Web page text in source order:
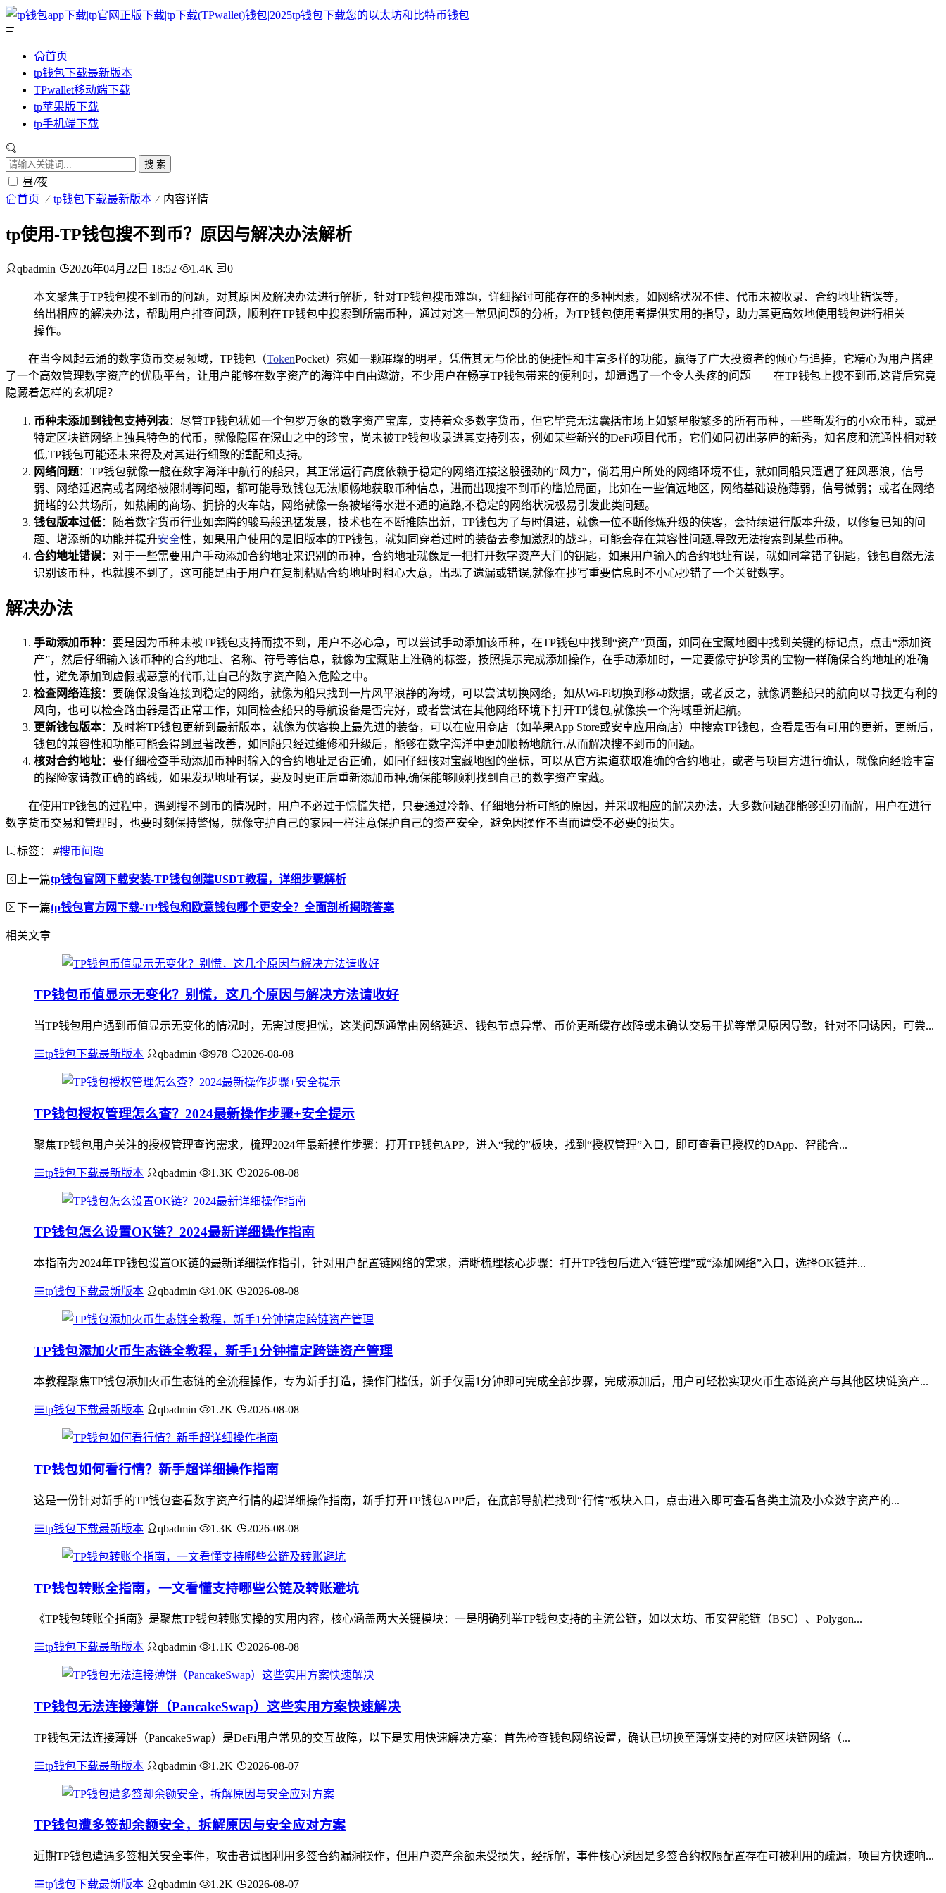
首页
tp钱包下载最新版本
TPwallet移动端下载
tp苹果版下载
tp手机端下载
搜 索
昼/夜
首页 tp钱包下载最新版本 内容详情
tp使用-TP钱包搜不到币？原因与解决办法解析
qbadmin 2026年04月22日 18:52 1.4K 0
本文聚焦于TP钱包搜不到币的问题，对其原因及解决办法进行解析，针对TP钱包搜币难题，详细探讨可能存在的多种因素，如网络状况不佳、代币未被收录、合约地址错误等，
给出相应的解决办法，帮助用户排查问题，顺利在TP钱包中搜索到所需币种，通过对这一常见问题的分析，为TP钱包使用者提供实用的指导，助力其更高效地使用钱包进行相关
操作。
在当今风起云涌的数字货币交易领域，TP钱包（TokenPocket）宛如一颗璀璨的明星，凭借其无与伦比的便捷性和丰富多样的功能，赢得了广大投资者的倾心与追捧，它精心为用户搭建
了一个高效管理数字资产的优质平台，让用户能够在数字资产的海洋中自由遨游，不少用户在畅享TP钱包带来的便利时，却遭遇了一个令人头疼的问题——在TP钱包上搜不到币,这背后究竟
隐藏着怎样的玄机呢？
币种未添加到钱包支持列表：尽管TP钱包犹如一个包罗万象的数字资产宝库，支持着众多数字货币，但它毕竟无法囊括市场上如繁星般繁多的所有币种，一些新发行的小众币种，或是
特定区块链网络上独具特色的代币，就像隐匿在深山之中的珍宝，尚未被TP钱包收录进其支持列表，例如某些新兴的DeFi项目代币，它们如同初出茅庐的新秀，知名度和流通性相对较
低,TP钱包可能还未来得及对其进行细致的适配和支持。
网络问题：TP钱包就像一艘在数字海洋中航行的船只，其正常运行高度依赖于稳定的网络连接这股强劲的“风力”，倘若用户所处的网络环境不佳，就如同船只遭遇了狂风恶浪，信号
弱、网络延迟高或者网络被限制等问题，都可能导致钱包无法顺畅地获取币种信息，进而出现搜不到币的尴尬局面，比如在一些偏远地区，网络基础设施薄弱，信号微弱；或者在网络
拥堵的公共场所，如热闹的商场、拥挤的火车站，网络就像一条被堵得水泄不通的道路,不稳定的网络状况极易引发此类问题。
钱包版本过低：随着数字货币行业如奔腾的骏马般迅猛发展，技术也在不断推陈出新，TP钱包为了与时俱进，就像一位不断修炼升级的侠客，会持续进行版本升级，以修复已知的问
题、增添新的功能并提升安全性，如果用户使用的是旧版本的TP钱包，就如同穿着过时的装备去参加激烈的战斗，可能会存在兼容性问题,导致无法搜索到某些币种。
合约地址错误：对于一些需要用户手动添加合约地址来识别的币种，合约地址就像是一把打开数字资产大门的钥匙，如果用户输入的合约地址有误，就如同拿错了钥匙，钱包自然无法
识别该币种，也就搜不到了，这可能是由于用户在复制粘贴合约地址时粗心大意，出现了遗漏或错误,就像在抄写重要信息时不小心抄错了一个关键数字。
解决办法
手动添加币种：要是因为币种未被TP钱包支持而搜不到，用户不必心急，可以尝试手动添加该币种，在TP钱包中找到“资产”页面，如同在宝藏地图中找到关键的标记点，点击“添加资
产”，然后仔细输入该币种的合约地址、名称、符号等信息，就像为宝藏贴上准确的标签，按照提示完成添加操作，在手动添加时，一定要像守护珍贵的宝物一样确保合约地址的准确
性，避免添加到虚假或恶意的代币,让自己的数字资产陷入危险之中。
检查网络连接：要确保设备连接到稳定的网络，就像为船只找到一片风平浪静的海域，可以尝试切换网络，如从Wi-Fi切换到移动数据，或者反之，就像调整船只的航向以寻找更有利的
风向，也可以检查路由器是否正常工作，如同检查船只的导航设备是否完好，或者尝试在其他网络环境下打开TP钱包,就像换一个海域重新起航。
更新钱包版本：及时将TP钱包更新到最新版本，就像为侠客换上最先进的装备，可以在应用商店（如苹果App Store或安卓应用商店）中搜索TP钱包，查看是否有可用的更新，更新后，
钱包的兼容性和功能可能会得到显著改善，如同船只经过维修和升级后，能够在数字海洋中更加顺畅地航行,从而解决搜不到币的问题。
核对合约地址：要仔细检查手动添加币种时输入的合约地址是否正确，如同仔细核对宝藏地图的坐标，可以从官方渠道获取准确的合约地址，或者与项目方进行确认，就像向经验丰富
的探险家请教正确的路线，如果发现地址有误，要及时更正后重新添加币种,确保能够顺利找到自己的数字资产宝藏。
在使用TP钱包的过程中，遇到搜不到币的情况时，用户不必过于惊慌失措，只要通过冷静、仔细地分析可能的原因，并采取相应的解决办法，大多数问题都能够迎刃而解，用户在进行
数字货币交易和管理时，也要时刻保持警惕，就像守护自己的家园一样注意保护自己的资产安全，避免因操作不当而遭受不必要的损失。
标签： #搜币问题
上一篇tp钱包官网下载安装-TP钱包创建USDT教程，详细步骤解析
下一篇tp钱包官方网下载-TP钱包和欧意钱包哪个更安全？全面剖析揭晓答案
相关文章
TP钱包币值显示无变化？别慌，这几个原因与解决方法请收好
当TP钱包用户遇到币值显示无变化的情况时，无需过度担忧，这类问题通常由网络延迟、钱包节点异常、币价更新缓存故障或未确认交易干扰等常见原因导致，针对不同诱因，可尝...
tp钱包下载最新版本 qbadmin 978 2026-08-08
TP钱包授权管理怎么查？2024最新操作步骤+安全提示
聚焦TP钱包用户关注的授权管理查询需求，梳理2024年最新操作步骤：打开TP钱包APP，进入“我的”板块，找到“授权管理”入口，即可查看已授权的DApp、智能合...
tp钱包下载最新版本 qbadmin 1.3K 2026-08-08
TP钱包怎么设置OK链？2024最新详细操作指南
本指南为2024年TP钱包设置OK链的最新详细操作指引，针对用户配置链网络的需求，清晰梳理核心步骤：打开TP钱包后进入“链管理”或“添加网络”入口，选择OK链并...
tp钱包下载最新版本 qbadmin 1.0K 2026-08-08
TP钱包添加火币生态链全教程，新手1分钟搞定跨链资产管理
本教程聚焦TP钱包添加火币生态链的全流程操作，专为新手打造，操作门槛低，新手仅需1分钟即可完成全部步骤，完成添加后，用户可轻松实现火币生态链资产与其他区块链资产...
tp钱包下载最新版本 qbadmin 1.2K 2026-08-08
TP钱包如何看行情？新手超详细操作指南
这是一份针对新手的TP钱包查看数字资产行情的超详细操作指南，新手打开TP钱包APP后，在底部导航栏找到“行情”板块入口，点击进入即可查看各类主流及小众数字资产的...
tp钱包下载最新版本 qbadmin 1.3K 2026-08-08
TP钱包转账全指南，一文看懂支持哪些公链及转账避坑
《TP钱包转账全指南》是聚焦TP钱包转账实操的实用内容，核心涵盖两大关键模块：一是明确列举TP钱包支持的主流公链，如以太坊、币安智能链（BSC）、Polygon...
tp钱包下载最新版本 qbadmin 1.1K 2026-08-08
TP钱包无法连接薄饼（PancakeSwap）这些实用方案快速解决
TP钱包无法连接薄饼（PancakeSwap）是DeFi用户常见的交互故障，以下是实用快速解决方案：首先检查钱包网络设置，确认已切换至薄饼支持的对应区块链网络（...
tp钱包下载最新版本 qbadmin 1.2K 2026-08-07
TP钱包遭多签却余额安全，拆解原因与安全应对方案
近期TP钱包遭遇多签相关安全事件，攻击者试图利用多签合约漏洞操作，但用户资产余额未受损失，经拆解，事件核心诱因是多签合约权限配置存在可被利用的疏漏，项目方快速响...
tp钱包下载最新版本 qbadmin 1.2K 2026-08-07